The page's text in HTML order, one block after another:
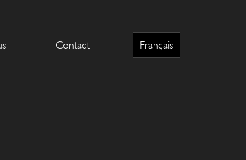
Contact Français